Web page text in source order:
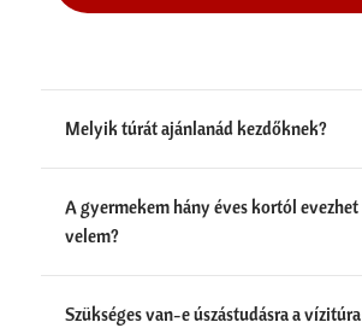
Melyik túrát ajánlanád kezdőknek?
A gyermekem hány éves kortól evezhet
velem?
Szükséges van-e úszástudásra a vízitúra